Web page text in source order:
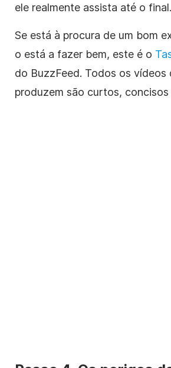
ele realmente assista até o final.
Se está à procura de um bom
o está a fazer bem, este é o
do BuzzFeed. Todos os vídeos
produzem são curtos,